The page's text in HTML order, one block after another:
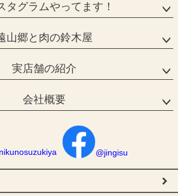
タグラムやってます！
山郷と肉の鈴木屋
実店舗の紹介
会社概要
@jingisu